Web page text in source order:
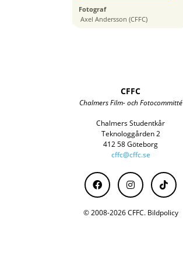
Fotograf
Axel Andersson (CFFC)
Brännvidd
50 mm
CFFC
Chalmers Film- och Fotocommitté
Chalmers Studentkår
Teknologgården 2
412 58 Göteborg
cffc@cffc.se
© 2008-2026 CFFC. Bildpolicy